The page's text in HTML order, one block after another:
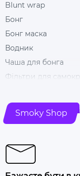
Blunt wrap
Бонг
Бонг маска
Водник
Чаша для бонга
Фільтри для
Гріндери
Ковпак для куріння
Купити папір для
Попільничка
Smoky Shop